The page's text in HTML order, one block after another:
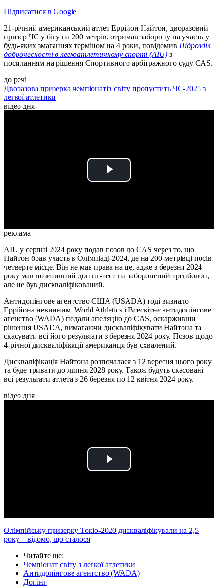
Підписатися в Google
21-річний американський атлет Еррійон Найтон, дворазовий
призер ЧС у бігу на 200 метрів, отримав заборону на участь у
будь-яких змаганнях терміном на 4 роки, повідомив Підрозділ
доброчесності в легкоатлетичному спорті (AIU) з
посиланням на рішення Спортивного арбітражного суду CAS.
до речі
Дворазова призерка чемпіонатів світу пропустить ЧС-2025 з
легкої атлетики
відео дня
Play
реклама
AIU у серпні 2024 року подав позов до CAS через то, що
Найтон брав участь в Олімпіаді-2024, де на 200-метрівці посів
четверте місце. Він не мав права на це, адже з березня 2024
року мав позитивний допінг-тест на заборонений тренболон,
але не був дискваліфікований.
Антидопінгове агентство США (USADA) тоді визнало
Еррійона невинним. World Athletics і Всесвітнє антидопінгове
агенство (WADA) подали апеляцію до CAS, оскарживши
рішення USADA, вимагаючи дискваліфікувати Найтона та
скасувати всі його результати з березня 2024 року. Позов щодо
4-річної дискваліфікації американця був схвалений.
Дискваліфікація Найтона розпочалася з 12 вересня цього року
та буде тривати до липня 2028 року. Також будуть скасовані
всі результати атлета з 26 березня по 12 квітня 2024 року.
відео дня
Play
Олімпійську призерку Токіо-2020 дискваліфікували на 2,5
року – відомо, що сталося
Читайте ще:
Чемпіонат світу з легкої атлетики
Антидопінгове агентство (WADA)
Допінг